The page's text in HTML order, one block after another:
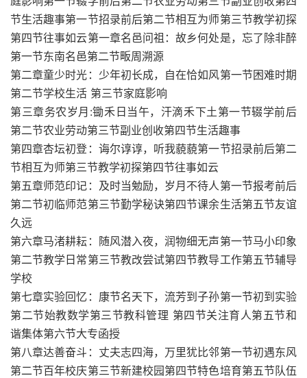
节生活趣事第一节招录前后第二节相互为师第三节教学初探
第四节往事如云第一章名邑问祖：故乡何处是，忘了除非醉
第一节东南名邑第二节畈周溯源
第二章童少时光：少年初长成，自在恰如风第一节困难时期
第二节学校生活 第三节家庭影响
第三章务农岁月:锄禾日当午，汗滴禾下土第一节辍学前后
第二节农业劳动第三节副业创收第四节生活趣事
第四章杏坛初登：诲尔谆谆，听我藐藐第一节招录前后第二
节相互为师第三节教学初探第四节往事如云
第五章师范印记：及时当勉励，岁月不待人第一节报考前后
第二节初临师范第三节勤学秘诀第四节课余生活第五节友谊
久远
第六章马渚耕耘：随风潜入夜，润物细无声第一节马小印象
第二节教学日常第三节教改尝试第四节教导工作第五节辅导
学校
第七章实验回忆：康节名天下，流芳到子孙第一节初到实验
第二节始教数学第三节教科管理 第四节关注育人第五节和
谐集体第六节大专函授
第八章达善奋斗：丈夫志四海，万里犹比邻第一节初遇东风
第二节百年校庆第三节新建校园第四节特色培育第五节队伍